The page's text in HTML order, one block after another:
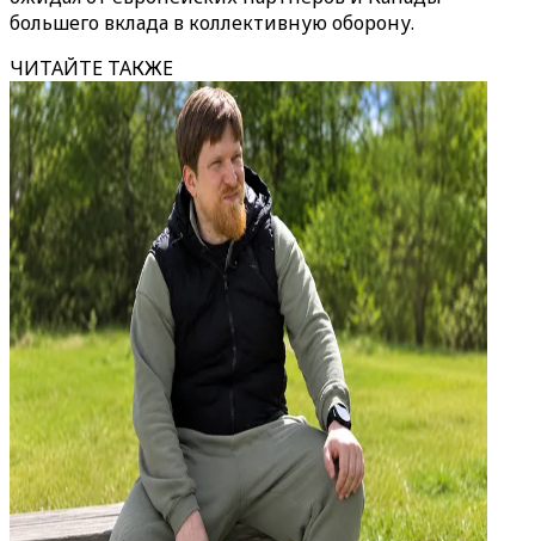
большего вклада в коллективную оборону.
ЧИТАЙТЕ ТАКЖЕ